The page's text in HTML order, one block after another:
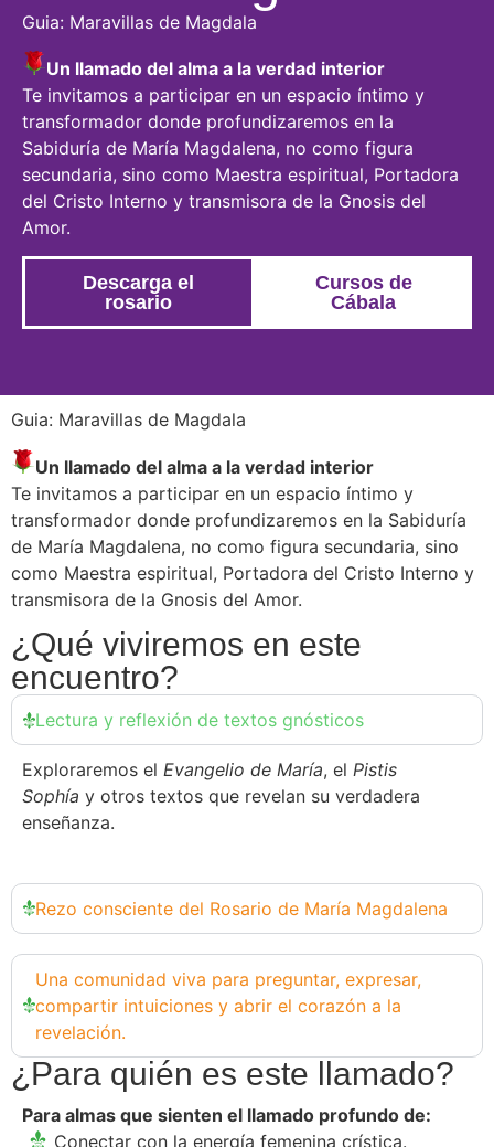
Guia: Maravillas de Magdala
Un llamado del alma a la verdad interior
Te invitamos a participar en un espacio íntimo y
transformador donde profundizaremos en la
Sabiduría de María Magdalena, no como figura
secundaria, sino como Maestra espiritual, Portadora
del Cristo Interno y transmisora de la Gnosis del
Amor.
Descarga el
rosario
Cursos de
Cábala
Guia: Maravillas de Magdala
Un llamado del alma a la verdad interior
Te invitamos a participar en un espacio íntimo y
transformador donde profundizaremos en la Sabiduría
de María Magdalena, no como figura secundaria, sino
como Maestra espiritual, Portadora del Cristo Interno y
transmisora de la Gnosis del Amor.
¿Qué viviremos en este
encuentro?
Lectura y reflexión de textos gnósticos
Exploraremos el Evangelio de María, el Pistis
Sophía y otros textos que revelan su verdadera
enseñanza.
Rezo consciente del Rosario de María Magdalena
Una comunidad viva para preguntar, expresar,
compartir intuiciones y abrir el corazón a la
revelación.
¿Para quién es este llamado?
Para almas que sienten el llamado profundo de:
Conectar con la energía femenina crística.